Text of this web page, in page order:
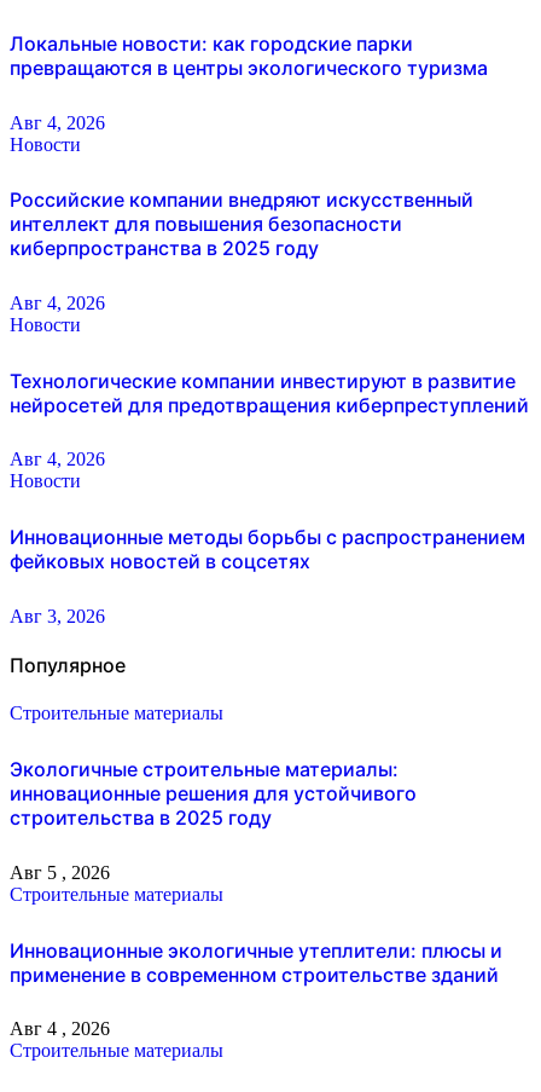
Локальные новости: как городские парки
превращаются в центры экологического туризма
Авг 4, 2026
Новости
Российские компании внедряют искусственный
интеллект для повышения безопасности
киберпространства в 2025 году
Авг 4, 2026
Новости
Технологические компании инвестируют в развитие
нейросетей для предотвращения киберпреступлений
Авг 4, 2026
Новости
Инновационные методы борьбы с распространением
фейковых новостей в соцсетях
Авг 3, 2026
Популярное
Строительные материалы
Экологичные строительные материалы:
инновационные решения для устойчивого
строительства в 2025 году
Авг 5 , 2026
Строительные материалы
Инновационные экологичные утеплители: плюсы и
применение в современном строительстве зданий
Авг 4 , 2026
Строительные материалы